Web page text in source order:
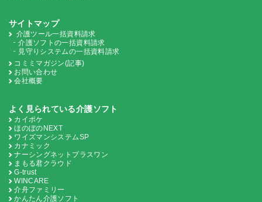
サイトマップ
介護ツール一括資料請求
介護ソフトの一括資料請求
見守りシステムの一括資料請求
コミミマガジン(記事)
お問い合わせ
会社概要
よく見られている介護ソフト
カイポケ
ほのぼのNEXT
ワイズマンシステムSP
カナミック
ナーシングネットプラスワン
まもる君クラウド
G-trust
WINCARE
介舟ファミリー
かんたん介護ソフト